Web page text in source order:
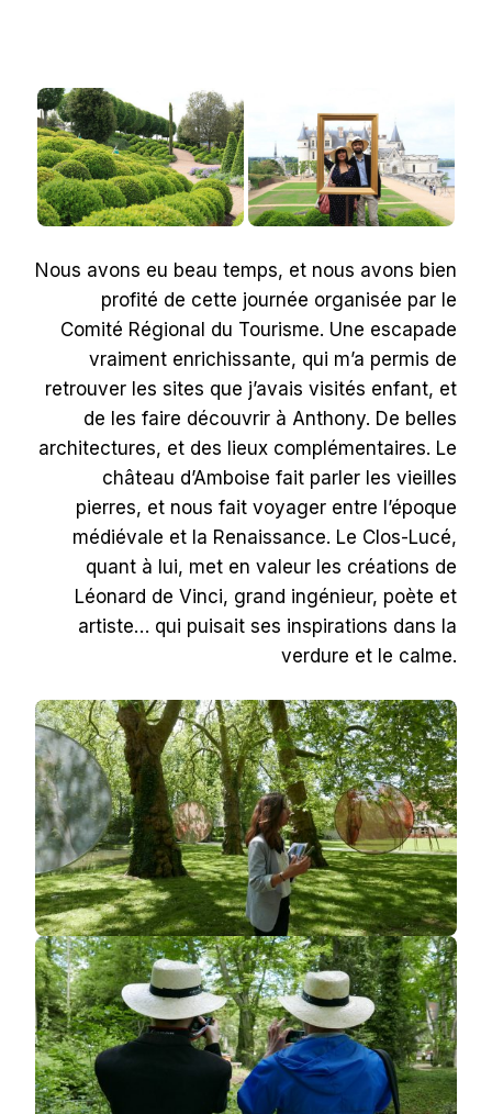
Nous avons eu beau temps, et nous avons bien
profité de cette journée organisée par le
Comité Régional du Tourisme. Une escapade
vraiment enrichissante, qui m’a permis de
retrouver les sites que j’avais visités enfant, et
de les faire découvrir à Anthony. De belles
architectures, et des lieux complémentaires. Le
château d’Amboise fait parler les vieilles
pierres, et nous fait voyager entre l’époque
médiévale et la Renaissance. Le Clos-Lucé,
quant à lui, met en valeur les créations de
Léonard de Vinci, grand ingénieur, poète et
artiste… qui puisait ses inspirations dans la
verdure et le calme.